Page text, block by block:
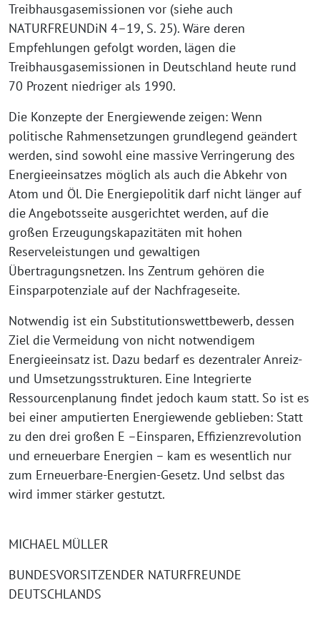
Treibhausgasemissionen vor (siehe auch
NATURFREUNDiN 4–19, S. 25). Wäre deren
Empfehlungen gefolgt worden, lägen die
Treibhausgasemissionen in Deutschland heute rund
70 Prozent niedriger als 1990.
Die Konzepte der Energiewende zeigen: Wenn
politische Rahmensetzungen grundlegend geändert
werden, sind sowohl eine massive Verringerung des
Energieeinsatzes möglich als auch die Abkehr von
Atom und Öl. Die Energiepolitik darf nicht länger auf
die Angebotsseite ausgerichtet werden, auf die
großen Erzeugungskapazitäten mit hohen
Reserveleistungen und gewaltigen
Übertragungsnetzen. Ins Zentrum gehören die
Einsparpotenziale auf der Nachfrageseite.
Notwendig ist ein Substitutionswettbewerb, dessen
Ziel die Vermeidung von nicht notwendigem
Energieeinsatz ist. Dazu bedarf es dezentraler Anreiz-
und Umsetzungsstrukturen. Eine Integrierte
Ressourcenplanung findet jedoch kaum statt. So ist es
bei einer amputierten Energiewende geblieben: Statt
zu den drei großen E –Einsparen, Effizienzrevolution
und erneuerbare Energien – kam es wesentlich nur
zum Erneuerbare-Energien-Gesetz. Und selbst das
wird immer stärker gestutzt.
MICHAEL MÜLLER
BUNDESVORSITZENDER NATURFREUNDE
DEUTSCHLANDS